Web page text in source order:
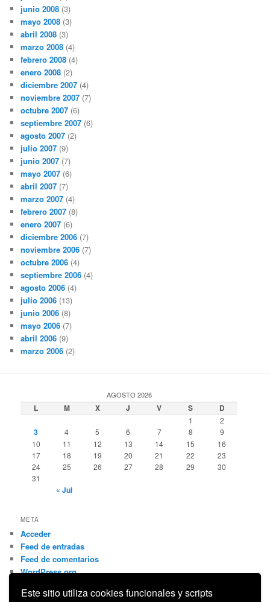
Este sitio utiliza cookies funcionales y scripts
junio 2008 (3)
mayo 2008 (3)
abril 2008 (3)
marzo 2008 (4)
febrero 2008 (4)
enero 2008 (2)
diciembre 2007 (4)
noviembre 2007 (7)
octubre 2007 (6)
septiembre 2007 (6)
agosto 2007 (2)
julio 2007 (9)
junio 2007 (7)
mayo 2007 (6)
abril 2007 (7)
marzo 2007 (4)
febrero 2007 (8)
enero 2007 (6)
diciembre 2006 (7)
noviembre 2006 (7)
octubre 2006 (4)
septiembre 2006 (4)
agosto 2006 (4)
julio 2006 (13)
junio 2006 (8)
mayo 2006 (7)
abril 2006 (9)
marzo 2006 (2)
AGOSTO 2026
L M X J V S D
1 2
3 4 5 6 7 8
9
10
11 12 13 14 15
16
17
18 19 20 21 22
23
24
25 26 27 28 29
30
31
« Jul
META
Acceder
Feed de entradas
Feed de comentarios
WordPress.org